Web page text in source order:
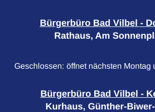
Bürgerbüro Bad Vilbel -
Rathaus, Am
Klicken, um weitere Öffnungs- oder
Geschlossen: öffnet nächsten Montag
Bürgerbüro Bad Vilbel -
Kurhaus, Günther-